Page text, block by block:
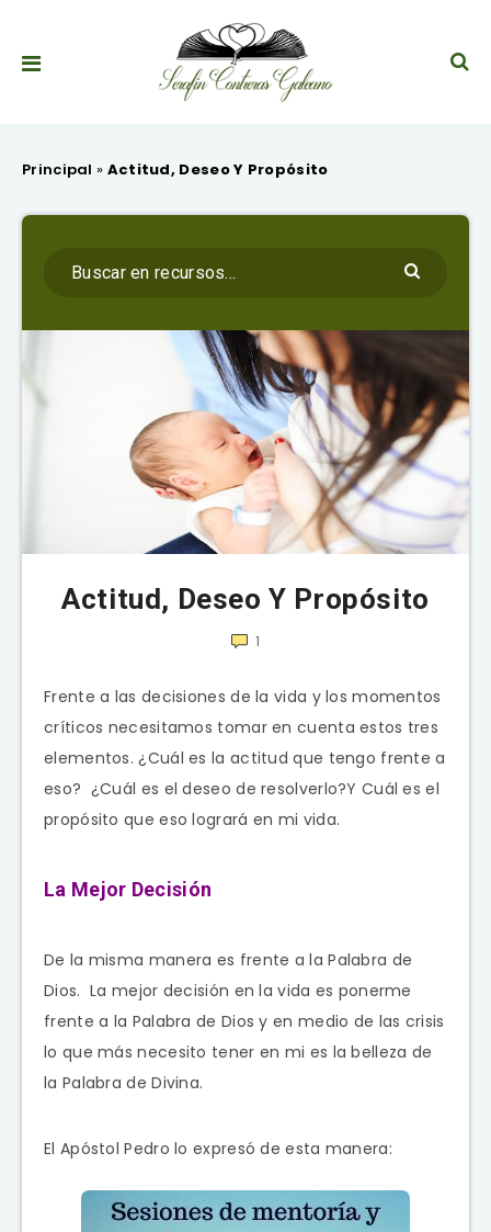
Principal » Actitud, Deseo Y Propósito
Actitud, Deseo Y Propósito
1
Frente a las decisiones de la vida y los momentos
críticos necesitamos tomar en cuenta estos tres
elementos. ¿Cuál es la actitud que tengo frente a
eso? ¿Cuál es el deseo de resolverlo?Y Cuál es el
propósito que eso logrará en mi vida.
La Mejor Decisión
De la misma manera es frente a la Palabra de
Dios. La mejor decisión en la vida es ponerme
frente a la Palabra de Dios y en medio de las crisis
lo que más necesito tener en mi es la belleza de
la Palabra de Divina.
El Apóstol Pedro lo expresó de esta manera: